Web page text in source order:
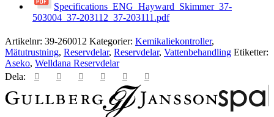
Specifications_ENG_Hayward_Skimmer_37-
503004_37-203112_37-203111.pdf
Artikelnr: 39-260012 Kategorier: Kemikaliekontroller,
Mätutrustning, Reservdelar, Reservdelar, Vattenbehandling Etiketter:
Aseko, Welldana Reservdelar
Dela: